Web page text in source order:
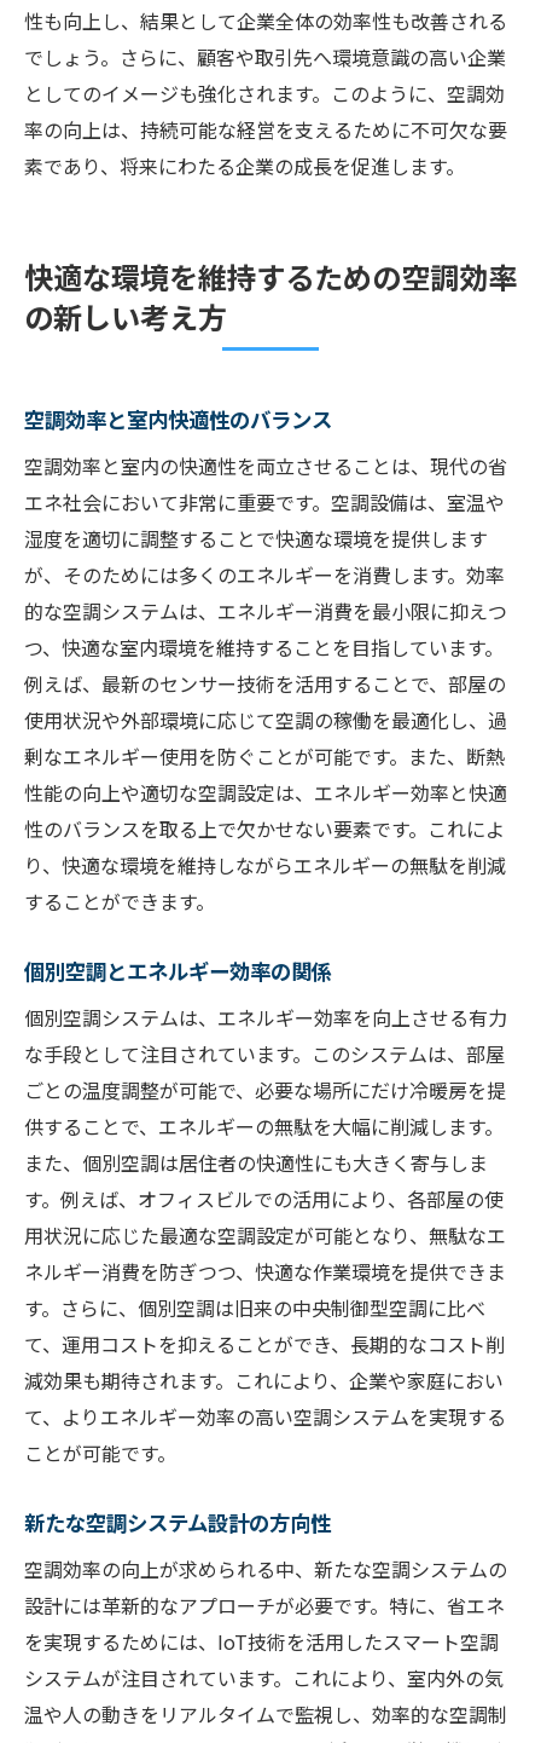
性も向上し、結果として企業全体の効率性も改善される
でしょう。さらに、顧客や取引先へ環境意識の高い企業
としてのイメージも強化されます。このように、空調効
率の向上は、持続可能な経営を支えるために不可欠な要
素であり、将来にわたる企業の成長を促進します。
快適な環境を維持するための空調効率
の新しい考え方
空調効率と室内快適性のバランス
空調効率と室内の快適性を両立させることは、現代の省
エネ社会において非常に重要です。空調設備は、室温や
湿度を適切に調整することで快適な環境を提供します
が、そのためには多くのエネルギーを消費します。効率
的な空調システムは、エネルギー消費を最小限に抑えつ
つ、快適な室内環境を維持することを目指しています。
例えば、最新のセンサー技術を活用することで、部屋の
使用状況や外部環境に応じて空調の稼働を最適化し、過
剰なエネルギー使用を防ぐことが可能です。また、断熱
性能の向上や適切な空調設定は、エネルギー効率と快適
性のバランスを取る上で欠かせない要素です。これによ
り、快適な環境を維持しながらエネルギーの無駄を削減
することができます。
個別空調とエネルギー効率の関係
個別空調システムは、エネルギー効率を向上させる有力
な手段として注目されています。このシステムは、部屋
ごとの温度調整が可能で、必要な場所にだけ冷暖房を提
供することで、エネルギーの無駄を大幅に削減します。
また、個別空調は居住者の快適性にも大きく寄与しま
す。例えば、オフィスビルでの活用により、各部屋の使
用状況に応じた最適な空調設定が可能となり、無駄なエ
ネルギー消費を防ぎつつ、快適な作業環境を提供できま
す。さらに、個別空調は旧来の中央制御型空調に比べ
て、運用コストを抑えることができ、長期的なコスト削
減効果も期待されます。これにより、企業や家庭におい
て、よりエネルギー効率の高い空調システムを実現する
ことが可能です。
新たな空調システム設計の方向性
空調効率の向上が求められる中、新たな空調システムの
設計には革新的なアプローチが必要です。特に、省エネ
を実現するためには、IoT技術を活用したスマート空調
システムが注目されています。これにより、室内外の気
温や人の動きをリアルタイムで監視し、効率的な空調制